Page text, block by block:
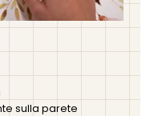
sulla parete